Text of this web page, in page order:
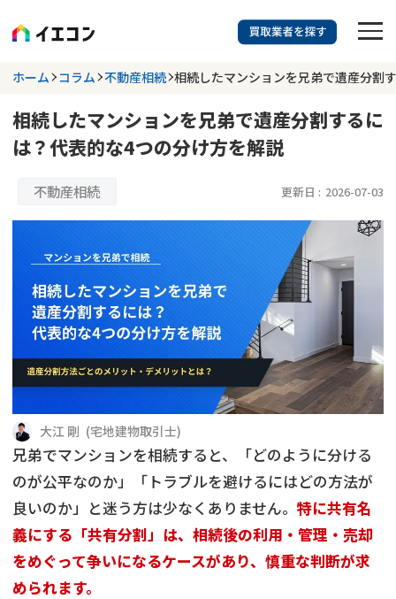
訳あり物件に強い業者を探す
都道府県を選択 相談内容を選択
更新日 :2026年07月31日
相談内容で探す
空き家 事故物件
再建築不可 底地
借地
ゴミ屋敷 任意売却
リースバック
不動産コラム
不動産売却 再建築不可物件
共有持分
訳あり不動産 不動産投資
土地売却 不動産相続
借地 不動産リースバック
業者を探す
ホーム コラム 不動産相続 相続したマンションを兄弟で遺産分割
相続したマンションを兄弟で遺産分割するに
は？代表的な4つの分け方を解説
不動産相続 更新日 : 2026-07-03
大江 剛 (宅地建物取引士)
兄弟でマンションを相続すると、「どのように分ける
のが公平なのか」「トラブルを避けるにはどの方法が
良いのか」と迷う方は少なくありません。 特に共有名
義にする「共有分割」は、相続後の利用・管理・売却
をめぐって争いになるケースがあり、慎重な判断が求
められます。